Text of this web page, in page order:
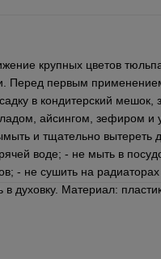
крупных цветов
первым
в кондитерский мешок,
айсингом, зефиром и
и тщательно вытереть
воде; - не мыть в
- не сушить на
духовку. Материал: